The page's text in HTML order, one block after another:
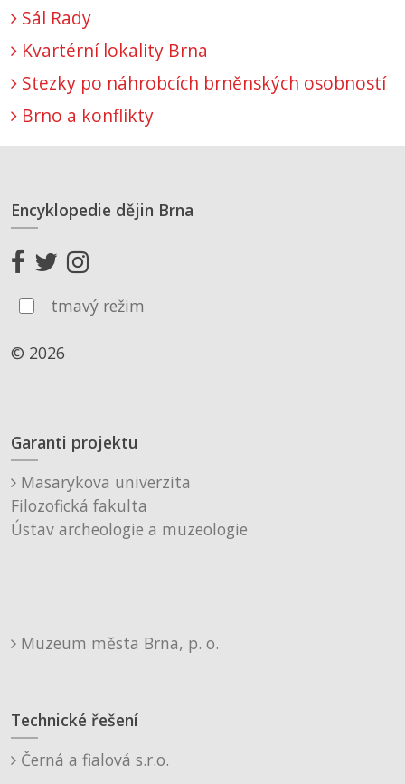
Sál Rady
Kvartérní lokality Brna
Stezky po náhrobcích brněnských osobností
Brno a konflikty
Encyklopedie dějin Brna
tmavý režim
© 2026
Garanti projektu
Masarykova univerzita
Filozofická fakulta
Ústav archeologie a muzeologie
Muzeum města Brna, p. o.
Technické řešení
Černá a fialová s.r.o.